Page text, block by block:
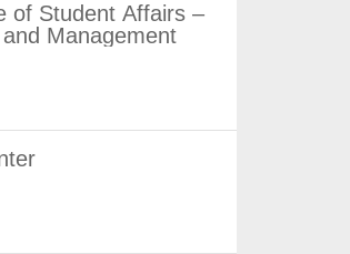
of Student Affairs –
Management